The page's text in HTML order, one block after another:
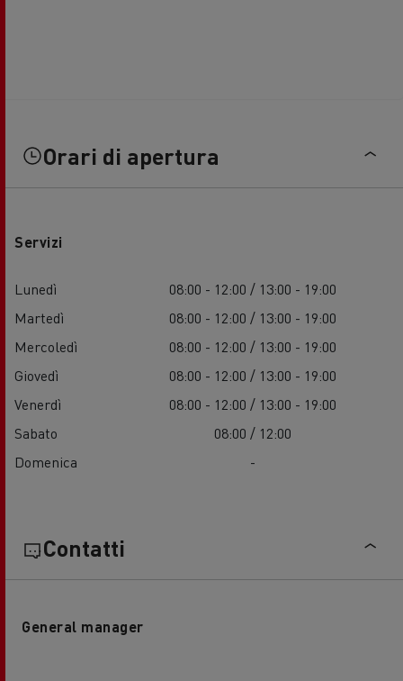
Orari di apertura
Servizi
Lunedì
08:00 - 12:00 / 13:00 - 19:00
Martedì
08:00 - 12:00 / 13:00 - 19:00
Mercoledì
08:00 - 12:00 / 13:00 - 19:00
Giovedì
08:00 - 12:00 / 13:00 - 19:00
Venerdì
08:00 - 12:00 / 13:00 - 19:00
Sabato
08:00 / 12:00
Domenica
-
Contatti
General manager